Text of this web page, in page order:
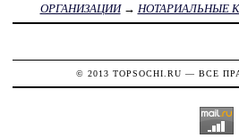
ОРГАНИЗАЦИИ→ НОТАРИАЛЬНЫЕ
© 2013 TOPSOCHI.RU — ВСЕ